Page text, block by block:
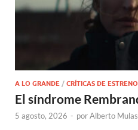
A LO GRANDE / CRÍTICAS DE
El síndrome
5 agosto, 2026 - porAlberto Mulas